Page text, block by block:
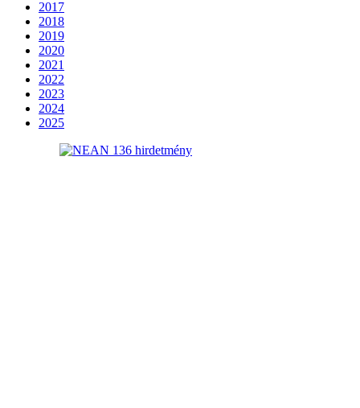
2017
2018
2019
2020
2021
2022
2023
2024
2025